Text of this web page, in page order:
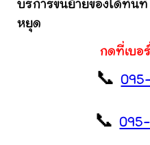
บริการขนย้ายของได้ทัน
หยุด
กดที่เบอ
📞
📞